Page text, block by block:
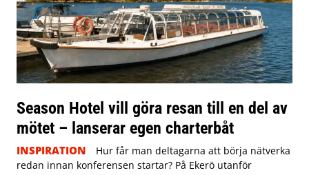
Season Hotel vill göra resan till en del av
mötet – lanserar egen charterbåt
INSPIRATION
Hur får man deltagarna att börja nätverka
redan innan konferensen startar? På Ekerö utanför